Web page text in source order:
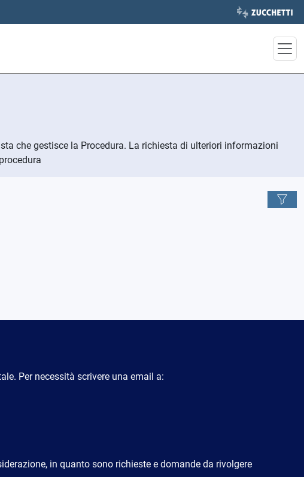
che gestisce la Procedura. La richiesta di ulteriori informazioni
Per necessità scrivere una email a:
in quanto sono richieste e domande da rivolgere